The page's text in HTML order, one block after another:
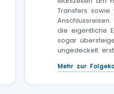
Transfers sowie
die eigentliche
sogar
ungedeckelt
Mehr zur